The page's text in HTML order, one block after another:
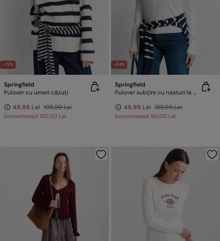
-75%
Springfield
Pulover cu umeri căzuți
49,99 Lei 199,99 Lei
Economisești 150,00 Lei
-64%
Springfield
Pulover subțire cu nasturi la manșete
49,99 Lei 139,99 Lei
Economisești 90,00 Lei